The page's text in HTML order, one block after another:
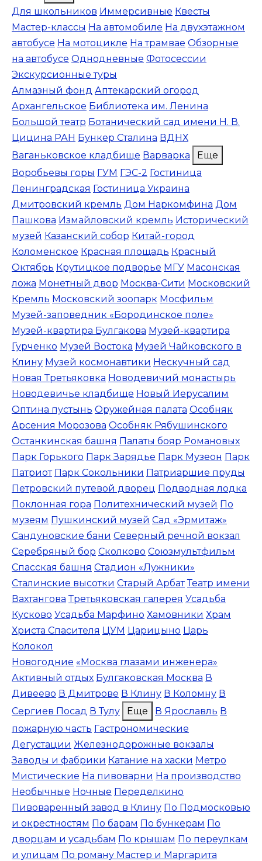
Для школьников Иммерсивные Квесты
Мастер-классы На автомобиле На двухэтажном
автобусе На мотоцикле На трамвае Обзорные
на автобусе Однодневные Фотосессии
Экскурсионные туры
Алмазный фонд Аптекарский огород
Архангельское Библиотека им. Ленина
Большой театр Ботанический сад имени Н. В.
Цицина РАН Бункер Сталина ВДНХ
Ваганьковское кладбище Варварка
Еще
Воробьевы горы ГУМ ГЭС-2 Гостиница
Ленинградская Гостиница Украина
Дмитровский кремль Дом Наркомфина Дом
Пашкова Измайловский кремль Исторический
музей Казанский собор Китай-город
Коломенское Красная площадь Красный
Октябрь Крутицкое подворье МГУ Масонская
ложа Монетный двор Москва-Сити Московский
Кремль Московский зоопарк Мосфильм
Музей-заповедник «Бородинское поле»
Музей-квартира Булгакова Музей-квартира
Гурченко Музей Востока Музей Чайковского в
Клину Музей космонавтики Нескучный сад
Новая Третьяковка Новодевичий монастырь
Новодевичье кладбище Новый Иерусалим
Оптина пустынь Оружейная палата Особняк
Арсения Морозова Особняк Рябушинского
Останкинская башня Палаты бояр Романовых
Парк Горького Парк Зарядье Парк Музеон Парк
Патриот Парк Сокольники Патриаршие пруды
Петровский путевой дворец Подводная лодка
Поклонная гора Политехнический музей По
музеям Пушкинский музей Сад «Эрмитаж»
Сандуновские бани Северный речной вокзал
Серебряный бор Сколково Союзмультфильм
Спасская башня Стадион «Лужники»
Сталинские высотки Старый Арбат Театр имени
Вахтангова Третьяковская галерея Усадьба
Кусково Усадьба Марфино Хамовники Храм
Христа Спасителя ЦУМ Царицыно Царь
Колокол
Новогодние «Москва глазами инженера»
Активный отдых Булгаковская Москва В
Дивеево В Дмитрове В Клину В Коломну В
Сергиев Посад В Тулу Еще В Ярославль В
пожарную часть Гастрономические
Дегустации Железнодорожные вокзалы
Заводы и фабрики Катание на хаски Метро
Мистические На пивоварни На производство
Необычные Ночные Переделкино
Пивоваренный завод в Клину По Подмосковью
и окрестностям По барам По бункерам По
дворцам и усадьбам По крышам По переулкам
и улицам По роману Мастер и Маргарита